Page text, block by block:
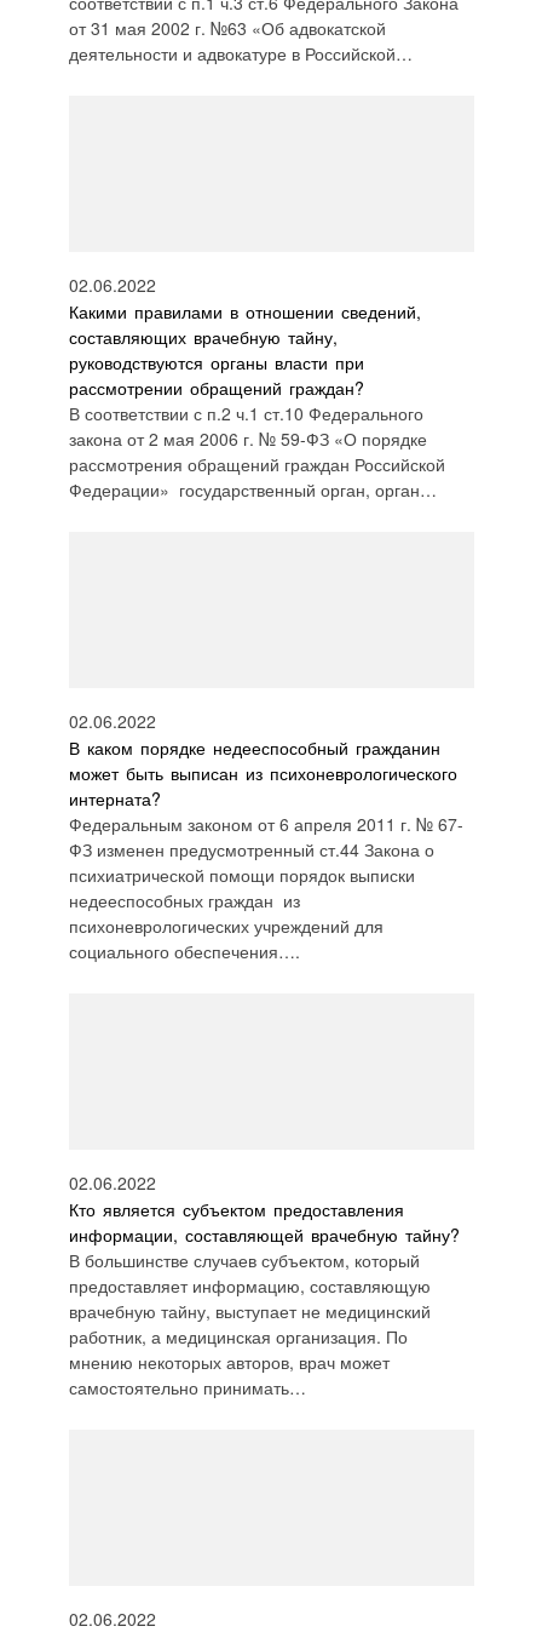
от 31 мая 2002 г. №63 «Об адвокатской
деятельности и адвокатуре в Российской…
02.06.2022
Какими правилами в отношении сведений,
составляющих врачебную тайну,
руководствуются органы власти при
рассмотрении обращений граждан?
В соответствии с п.2 ч.1 ст.10 Федерального
закона от 2 мая 2006 г. № 59-ФЗ «О порядке
рассмотрения обращений граждан Российской
Федерации» государственный орган, орган…
02.06.2022
В каком порядке недееспособный гражданин
может быть выписан из психоневрологического
интерната?
Федеральным законом от 6 апреля 2011 г. № 67-
ФЗ изменен предусмотренный ст.44 Закона о
психиатрической помощи порядок выписки
недееспособных граждан из
психоневрологических учреждений для
социального обеспечения….
02.06.2022
Кто является субъектом предоставления
информации, составляющей врачебную тайну?
В большинстве случаев субъектом, который
предоставляет информацию, составляющую
врачебную тайну, выступает не медицинский
работник, а медицинская организация. По
мнению некоторых авторов, врач может
самостоятельно принимать…
02.06.2022